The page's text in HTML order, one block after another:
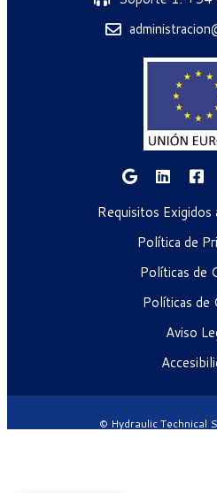
Requisitos Exigidos
Política de
Políticas de
Políticas de
Aviso
© Hydraulic Technical